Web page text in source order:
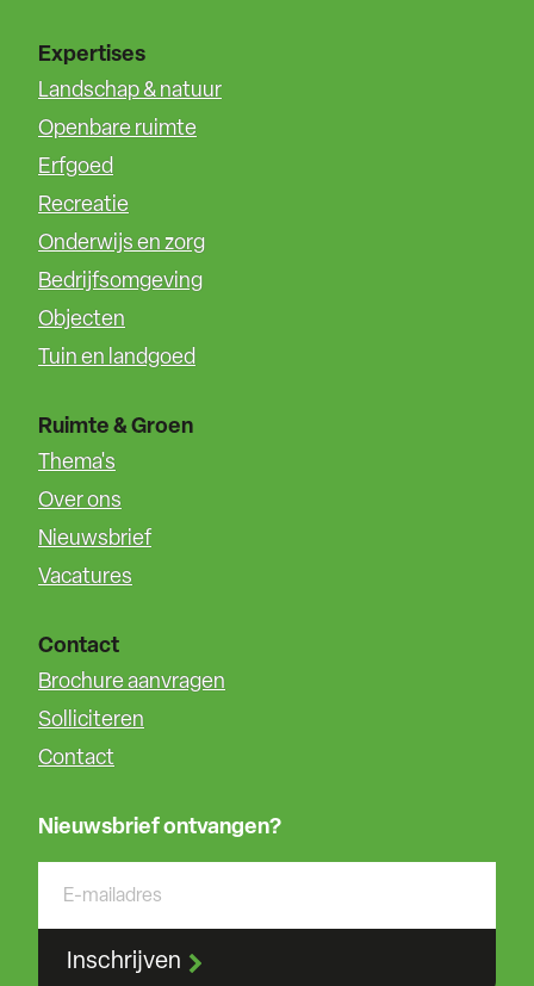
Expertises
Landschap & natuur
Openbare ruimte
Erfgoed
Recreatie
Onderwijs en zorg
Bedrijfsomgeving
Objecten
Tuin en landgoed
Ruimte & Groen
Thema's
Over ons
Nieuwsbrief
Vacatures
Contact
Brochure aanvragen
Solliciteren
Contact
Nieuwsbrief ontvangen?
Inschrijven